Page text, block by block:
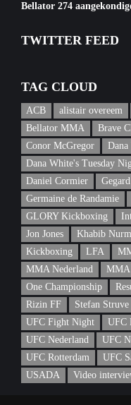
Bellator 274
January 5th, 2022
TWITTER FEED
TAG CLOUD
ACB alistair overeem
Bellator MMA
Brave
Conor McGregor
Dana White's Tuesday
Daniel Cormier
Germaine de Randamie
GLORY Kickboxing
Jon Jones
Khabib
Kickboxing
LFA
MMA Nederland
MMA
One Championship
Rizin FF
Stefan Struve
UFC Fight Night
UFC
UFC Nederland
UFC
UFC Rotterdam
UFC
USADA
Video